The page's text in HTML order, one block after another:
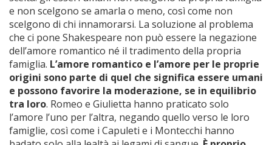
e non scelgono se amarla o meno, così come non
scelgono di chi innamorarsi. La soluzione al problema
che ci pone Shakespeare non può essere la negazione
dell’amore romantico né il tradimento della propria
famiglia. L’amore romantico e l’amore per le proprie
origini sono parte di quel che significa essere umani
e possono favorire la moderazione, se in equilibrio
tra loro. Romeo e Giulietta hanno praticato solo
l’amore l’uno per l’altra, negando quello verso le loro
famiglie, così come i Capuleti e i Montecchi hanno